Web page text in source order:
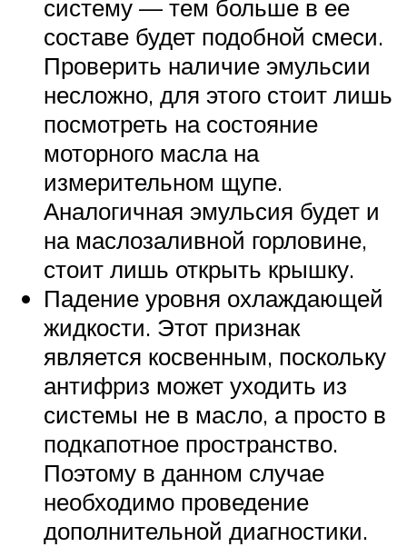
систему — тем больше в ее
составе будет подобной смеси.
Проверить наличие эмульсии
несложно, для этого стоит лишь
посмотреть на состояние
моторного масла на
измерительном щупе.
Аналогичная эмульсия будет и
на маслозаливной горловине,
стоит лишь открыть крышку.
Падение уровня охлаждающей
жидкости. Этот признак
является косвенным, поскольку
антифриз может уходить из
системы не в масло, а просто в
подкапотное пространство.
Поэтому в данном случае
необходимо проведение
дополнительной диагностики.